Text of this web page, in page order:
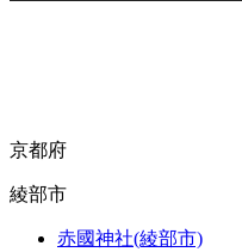
京都府
綾部市
赤國神社(綾部市)